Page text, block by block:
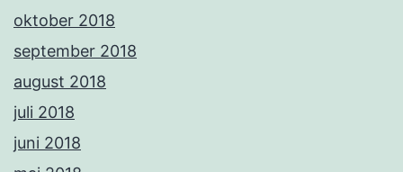
oktober 2018
september 2018
august 2018
juli 2018
juni 2018